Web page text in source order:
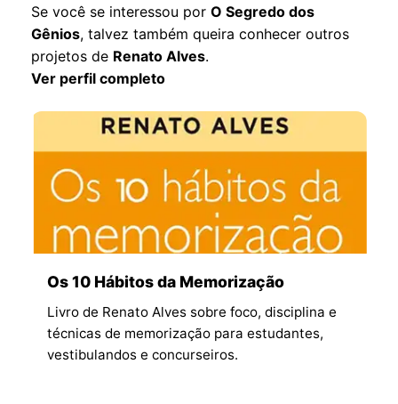
Se você se interessou porO Segredo dos
Gênios, talvez também queira conhecer outros
projetos de Renato Alves.
Ver perfil completo
Os 10 Hábitos da Memorização
Livro de Renato Alves sobre foco, disciplina e
técnicas de memorização para estudantes,
vestibulandos e concurseiros.